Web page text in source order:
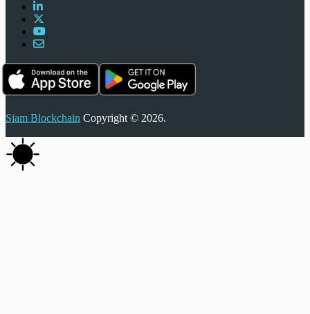
Siam Blockchain Copyright © 2026.